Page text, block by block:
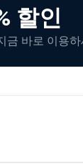
할인
금 바로 이용